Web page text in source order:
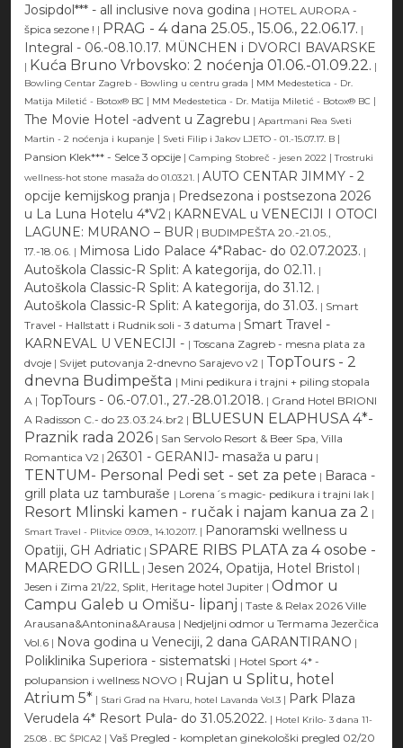
Josipdol*** - all inclusive nova godina | HOTEL AURORA -
špica sezone ! | PRAG - 4 dana 25.05., 15.06., 22.06.17. |
Integral - 06.-08.10.17. MÜNCHEN i DVORCI BAVARSKE
| Kuća Bruno Vrbovsko: 2 noćenja 01.06.-01.09.22. |
Bowling Centar Zagreb - Bowling u centru grada | MM Medestetica - Dr.
Matija Miletić - Botox® BC | MM Medestetica - Dr. Matija Miletić - Botox® BC |
The Movie Hotel -advent u Zagrebu | Apartmani Rea Sveti
Martin - 2 noćenja i kupanje | Sveti Filip i Jakov LJETO - 01.-15.07.17. B |
Pansion Klek*** - Selce 3 opcije | Camping Stobreč - jesen 2022 | Trostruki
wellness-hot stone masaža do 01.03.21. | AUTO CENTAR JIMMY - 2
opcije kemijskog pranja | Predsezona i postsezona 2026
u La Luna Hotelu 4*V2 | KARNEVAL u VENECIJI I OTOCI
LAGUNE: MURANO – BUR | BUDIMPEŠTA 20.-21.05.,
17.-18.06. | Mimosa Lido Palace 4*Rabac- do 02.07.2023. |
Autoškola Classic-R Split: A kategorija, do 02.11. |
Autoškola Classic-R Split: A kategorija, do 31.12. |
Autoškola Classic-R Split: A kategorija, do 31.03. | Smart
Travel - Hallstatt i Rudnik soli - 3 datuma | Smart Travel -
KARNEVAL U VENECIJI - | Toscana Zagreb - mesna plata za
dvoje | Svijet putovanja 2-dnevno Sarajevo v2 | TopTours - 2
dnevna Budimpešta | Mini pedikura i trajni + piling stopala
A | TopTours - 06.-07.01., 27.-28.01.2018. | Grand Hotel BRIONI
A Radisson C.- do 23.03.24.br2 | BLUESUN ELAPHUSA 4*-
Praznik rada 2026 | San Servolo Resort & Beer Spa, Villa
Romantica V2 | 26301 - GERANIJ- masaža u paru |
TENTUM- Personal Pedi set - set za pete | Baraca -
grill plata uz tamburaše | Lorena´s magic- pedikura i trajni lak |
Resort Mlinski kamen - ručak i najam kanua za 2 |
Smart Travel - Plitvice 09.09., 14.10.2017. | Panoramski wellness u
Opatiji, GH Adriatic | SPARE RIBS PLATA za 4 osobe -
MAREDO GRILL | Jesen 2024, Opatija, Hotel Bristol |
Jesen i Zima 21/22, Split, Heritage hotel Jupiter | Odmor u
Campu Galeb u Omišu- lipanj | Taste & Relax 2026 Ville
Arausana&Antonina&Arausa | Nedjeljni odmor u Termama Jezerčica
Vol.6 | Nova godina u Veneciji, 2 dana GARANTIRANO |
Poliklinika Superiora - sistematski | Hotel Sport 4* -
polupansion i wellness NOVO | Rujan u Splitu, hotel
Atrium 5* | Stari Grad na Hvaru, hotel Lavanda Vol.3 | Park Plaza
Verudela 4* Resort Pula- do 31.05.2022. | Hotel Krilo- 3 dana 11-
25.08 . BC ŠPICA2 | Vaš Pregled - kompletan ginekološki pregled 02/20